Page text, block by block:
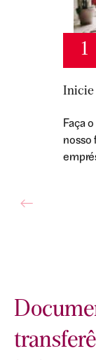
1
Inicie
Faça
nosso